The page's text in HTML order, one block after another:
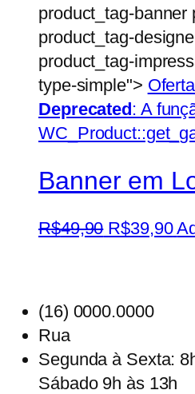
product_tag-banner
product_tag-
product_tag-
type-simple">
Deprecated: A
Banner em
R$49,90 O
R$49,90.
R$39,90O
(16) 0000.0000
Rua
Segunda à Sexta:
Sábado 9h às 13h